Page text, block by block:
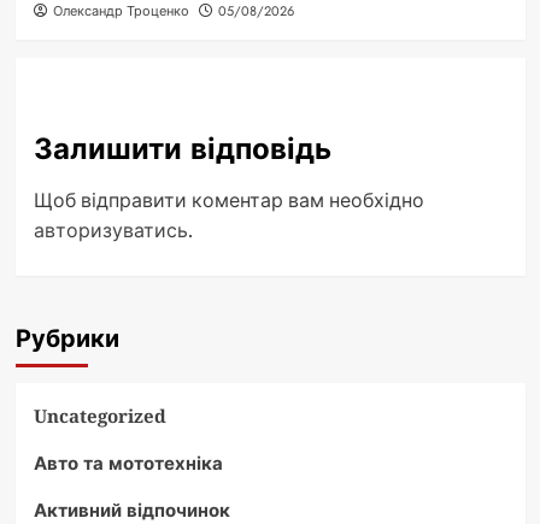
Олександр Троценко 05/08/2026
Залишити відповідь
Щоб відправити коментар вам необхідно
авторизуватись.
Рубрики
Uncategorized
Авто та мототехніка
Активний відпочинок